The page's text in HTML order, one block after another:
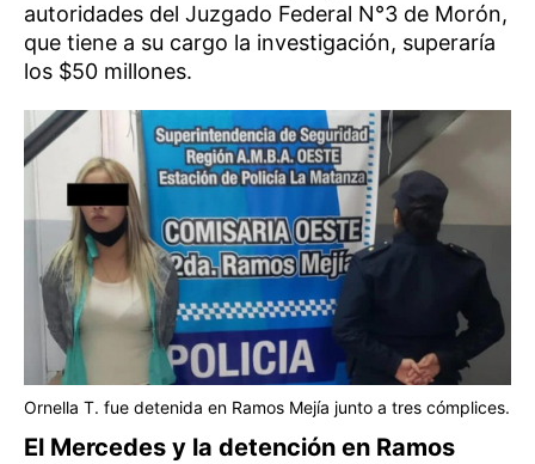
autoridades del Juzgado Federal N°3 de Morón,
que tiene a su cargo la investigación, superaría
los $50 millones.
Ornella T. fue detenida en Ramos Mejía junto a tres cómplices.
El Mercedes y la detención en Ramos